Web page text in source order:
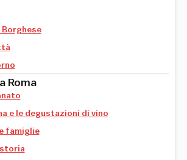
Borghese
Roma
e le degustazioni di vino
famiglie